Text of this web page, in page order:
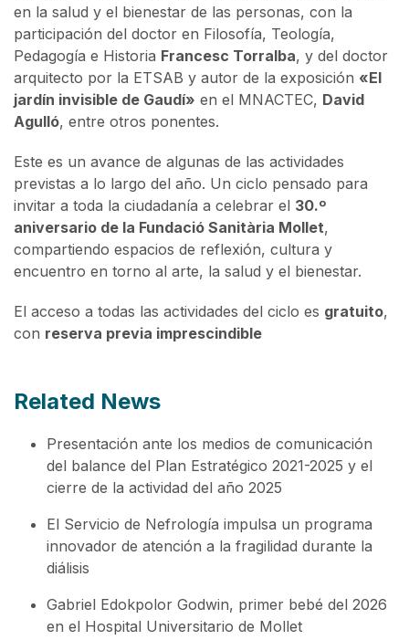
en la salud y el bienestar de las personas, con la
participación del doctor en Filosofía, Teología,
Pedagogía e Historia Francesc Torralba, y del doctor
arquitecto por la ETSAB y autor de la exposición «El
jardín invisible de Gaudí» en el MNACTEC, David
Agulló, entre otros ponentes.
Este es un avance de algunas de las actividades
previstas a lo largo del año. Un ciclo pensado para
invitar a toda la ciudadanía a celebrar el 30.º
aniversario de la Fundació Sanitària Mollet,
compartiendo espacios de reflexión, cultura y
encuentro en torno al arte, la salud y el bienestar.
El acceso a todas las actividades del ciclo es gratuito,
con reserva previa imprescindible
Related News
Presentación ante los medios de comunicación
del balance del Plan Estratégico 2021-2025 y el
cierre de la actividad del año 2025
El Servicio de Nefrología impulsa un programa
innovador de atención a la fragilidad durante la
diálisis
Gabriel Edokpolor Godwin, primer bebé del 2026
en el Hospital Universitario de Mollet